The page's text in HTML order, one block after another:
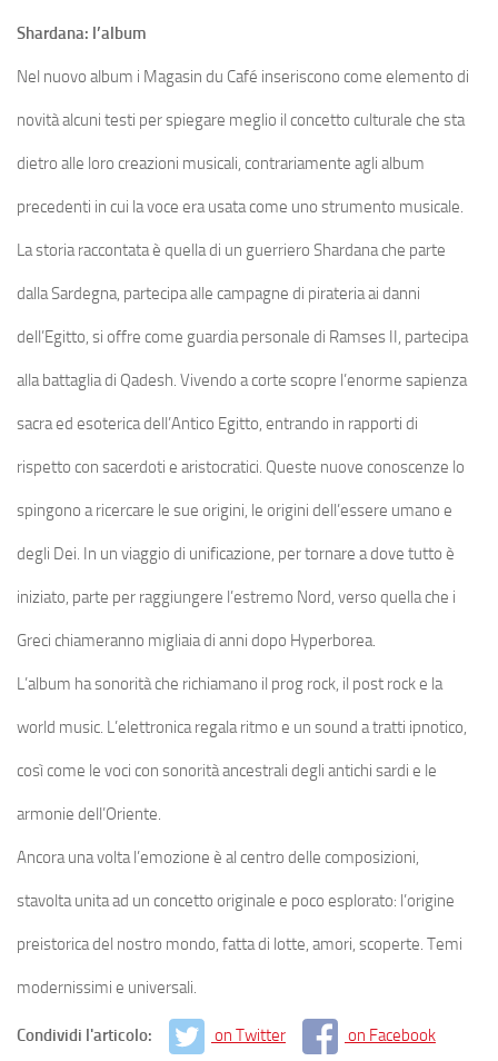
Shardana: l’album
Nel nuovo album i Magasin du Café inseriscono come elemento di
novità alcuni testi per spiegare meglio il concetto culturale che sta
dietro alle loro creazioni musicali, contrariamente agli album
precedenti in cui la voce era usata come uno strumento musicale.
La storia raccontata è quella di un guerriero Shardana che parte
dalla Sardegna, partecipa alle campagne di pirateria ai danni
dell’Egitto, si offre come guardia personale di Ramses II, partecipa
alla battaglia di Qadesh. Vivendo a corte scopre l’enorme sapienza
sacra ed esoterica dell’Antico Egitto, entrando in rapporti di
rispetto con sacerdoti e aristocratici. Queste nuove conoscenze lo
spingono a ricercare le sue origini, le origini dell’essere umano e
degli Dei. In un viaggio di unificazione, per tornare a dove tutto è
iniziato, parte per raggiungere l’estremo Nord, verso quella che i
Greci chiameranno migliaia di anni dopo Hyperborea.
L’album ha sonorità che richiamano il prog rock, il post rock e la
world music. L’elettronica regala ritmo e un sound a tratti ipnotico,
così come le voci con sonorità ancestrali degli antichi sardi e le
armonie dell’Oriente.
Ancora una volta l’emozione è al centro delle composizioni,
stavolta unita ad un concetto originale e poco esplorato: l’origine
preistorica del nostro mondo, fatta di lotte, amori, scoperte. Temi
modernissimi e universali.
Condividi l'articolo: on Twitter on Facebook